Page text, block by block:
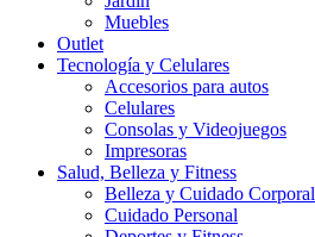
Muebles
Outlet
Tecnología y Celulares
Accesorios para autos
Celulares
Consolas y Videojuegos
Impresoras
Salud, Belleza y Fitness
Belleza y Cuidado Corporal
Cuidado Personal